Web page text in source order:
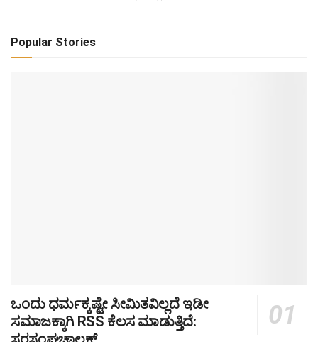
Popular Stories
ಒಂದು ಧರ್ಮಕ್ಕಷ್ಟೇ ಸೀಮಿತವಿಲ್ಲದೆ ಇಡೀ
ಸಮಾಜಕ್ಕಾಗಿ RSS ಕೆಲಸ ಮಾಡುತ್ತಿದೆ: